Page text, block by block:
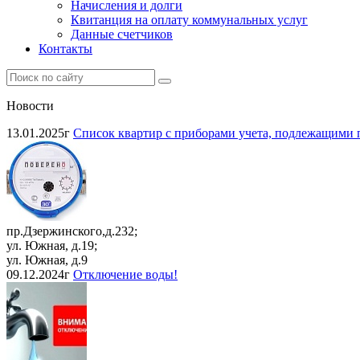
Начисления и долги
Квитанция на оплату коммунальных услуг
Данные счетчиков
Контакты
Новости
13.01.2025г Список квартир с приборами учета, подлежащими
пр.Дзержинского,д.232;
ул. Южная, д.19;
ул. Южная, д.9
09.12.2024г Отключение воды!